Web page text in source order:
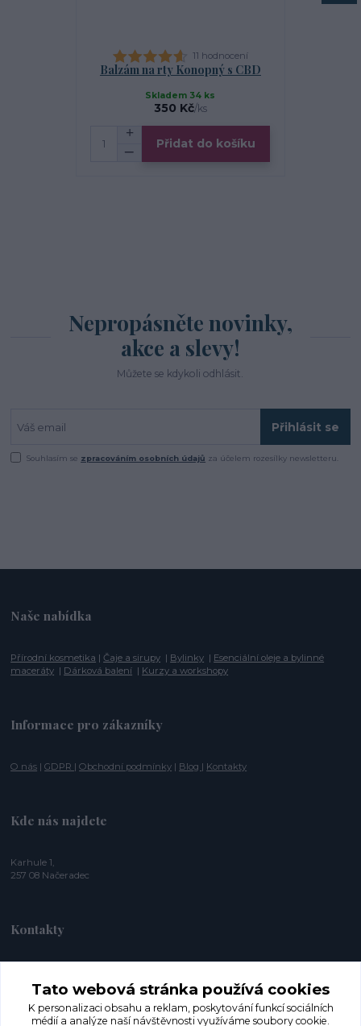
11 hodnocení
Balzám na rty Konopný s CBD
350 Kč/ks
Skladem 34 ks
Přidat do košíku
Nepropásněte novinky,
akce a slevy!
Můžete se kdykoli odhlásit.
Přihlásit se
Souhlasím se zpracováním osobních údajů za účelem rozesílky newsletteru.
Naše nabídka
Přírodní kosmetika |Čaje a sirupy | Bylinky | Esenciální oleje a bylinné
maceráty | Dárková balení | Kurzy a workshopy
Informace pro zákazníky
O nás |GDPR |Obchodní podmínky | Blog | Kontakty
Kde nás najdete
Karhule 1,
257 08 Načeradec
Kontakty
info@herbaroja.cz
Tato webová stránka používá cookies
K personalizaci obsahu a reklam, poskytování funkcí sociálních
médií a analýze naší návštěvnosti využíváme soubory cookie.